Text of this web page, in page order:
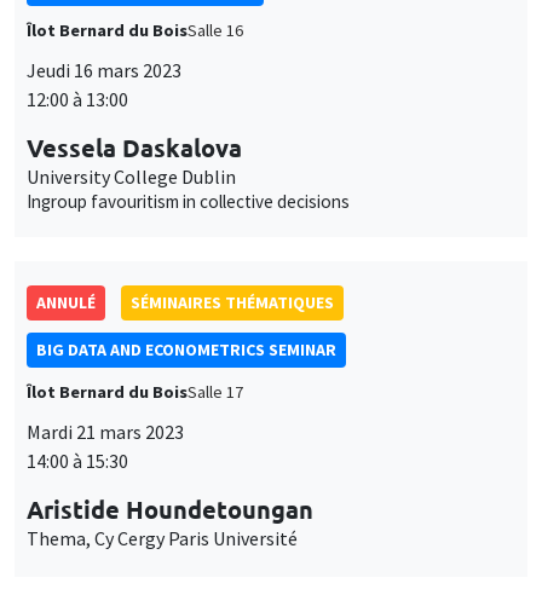
Îlot Bernard du BoisSalle 16
Jeudi 16 mars 2023
12:00 à 13:00
Vessela Daskalova
University College Dublin
Ingroup favouritism in collective decisions
ANNULÉ SÉMINAIRES THÉMATIQUES
BIG DATA AND ECONOMETRICS SEMINAR
Îlot Bernard du BoisSalle 17
Mardi 21 mars 2023
14:00 à 15:30
Aristide Houndetoungan
Thema, Cy Cergy Paris Université